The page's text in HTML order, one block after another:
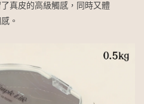
真皮的高級觸感，同時又體
。